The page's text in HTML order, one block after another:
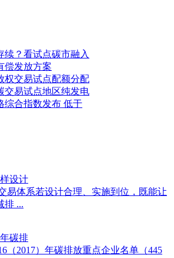
续？看试点碳市融入
偿发放方案
权交易试点配额分配
交易试点地区纯发电
综合指数发布 低于
设计
易体系若设计合理、实施到位，既能让
排 ...
碳排
（2017）年碳排放重点企业名单（445